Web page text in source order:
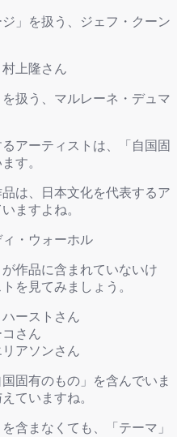
」を扱う、ジェフ・クーン
村上隆さん
扱う、マルレーネ・デュマ
アーティストは、「自国固
す。
は、日本文化を代表するア
ますよね。
・ウォーホル
作品に含まれていないけ
を見てみましょう。
ハーストさん
コさん
リアソンさん
固有のもの」を含んでいま
ていますね。
含まなくても、「テーマ」